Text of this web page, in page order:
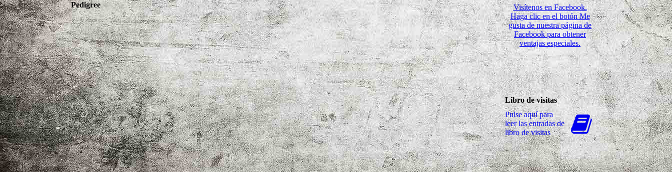
Pedigree
Visítenos en Facebook.
Haga clic en el botón Me
gusta de nuestra página de
Facebook para obtener
ventajas especiales.
Libro de visitas
Pulse aquí para
leer las entradas de
libro de visitas